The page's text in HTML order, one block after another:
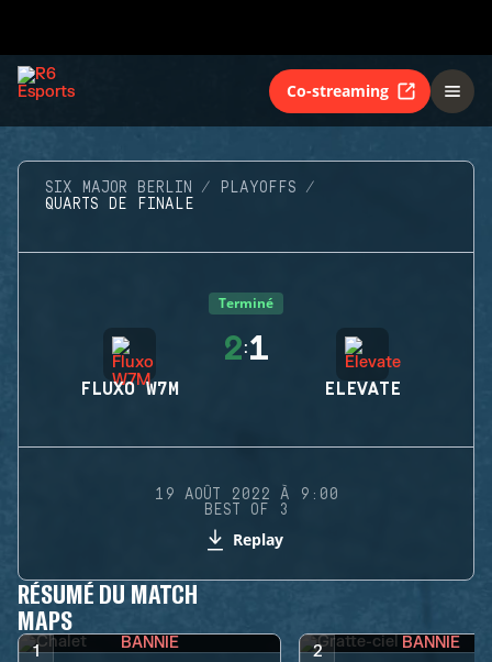
Co-streaming
SIX MAJOR BERLIN
PLAYOFFS
QUARTS DE FINALE
Terminé
FLUXO W7M
2:1
ELEVATE
19 AOÛT 2022 À 9:00
BEST OF 3
Replay
RÉSUMÉ DU MATCH
MAPS
1 BANNIE 2 BANNIE